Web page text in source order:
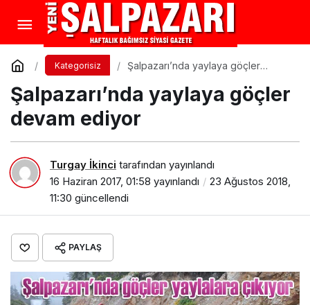
Kategorisiz
Şalpazarı’nda yaylaya göçler
Şalpazarı’nda yaylaya göçler
devam ediyor
Turgay İkinci tarafından yayınlandı
16 Haziran 2017, 01:58 yayınlandı
23 Ağustos 2018,
11:30 güncellendi
PAYLAŞ